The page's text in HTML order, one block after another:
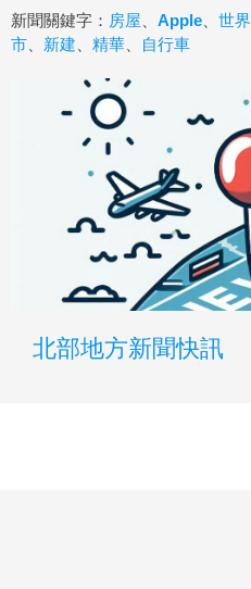
新聞關鍵字： 房屋 Apple 世界
市
新建 精華 自行車
北部地方新聞快訊